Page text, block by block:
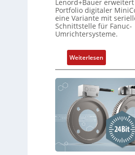
Lenord+Bauer
Portfolio digitaler
eine Variante mit
Schnittstelle für Fanuc-
Umrichtersysteme.
Weiterlesen:
D
r
e
g
e
b
e
r